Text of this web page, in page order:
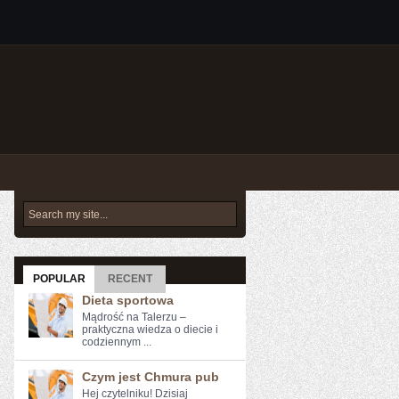
POPULAR RECENT
Dieta sportowa
Mądrość na Talerzu –
praktyczna wiedza o diecie i
codziennym ...
Czym jest Chmura pub
Hej‌ czytelniku! Dzisiaj